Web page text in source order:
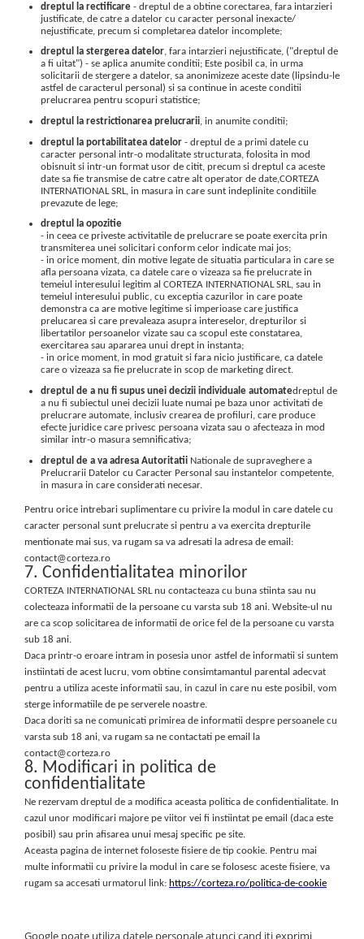
dreptul la rectificare - dreptul de a obtine corectarea, fara intarzieri
justificate, de catre a datelor cu caracter personal inexacte/
nejustificate, precum si completarea datelor incomplete;
dreptul la stergerea datelor, fara intarzieri nejustificate, ("dreptul de
a fi uitat") - se aplica anumite conditii; Este posibil ca, in urma
solicitarii de stergere a datelor, sa anonimizeze aceste date (lipsindu-le
astfel de caracterul personal) si sa continue in aceste conditii
prelucrarea pentru scopuri statistice;
dreptul la restrictionarea prelucrarii, in anumite conditii;
dreptul la portabilitatea datelor - dreptul de a primi datele cu
caracter personal intr-o modalitate structurata, folosita in mod
obisnuit si intr-un format usor de citit, precum si dreptul ca aceste
date sa fie transmise de catre catre alt operator de date,CORTEZA
INTERNATIONAL SRL, in masura in care sunt indeplinite conditiile
prevazute de lege;
dreptul la opozitie
- in ceea ce priveste activitatile de prelucrare se poate exercita prin
transmiterea unei solicitari conform celor indicate mai jos;
- in orice moment, din motive legate de situatia particulara in care se
afla persoana vizata, ca datele care o vizeaza sa fie prelucrate in
temeiul interesului legitim al CORTEZA INTERNATIONAL SRL, sau in
temeiul interesului public, cu exceptia cazurilor in care poate
demonstra ca are motive legitime si imperioase care justifica
prelucarea si care prevaleaza asupra intereselor, drepturilor si
libertatilor persoanelor vizate sau ca scopul este constatarea,
exercitarea sau apararea unui drept in instanta;
- in orice moment, in mod gratuit si fara nicio justificare, ca datele
care o vizeaza sa fie prelucrate in scop de marketing direct.
dreptul de a nu fi supus unei decizii individuale automatedreptul de
a nu fi subiectul unei decizii luate numai pe baza unor activitati de
prelucrare automate, inclusiv crearea de profiluri, care produce
efecte juridice care privesc persoana vizata sau o afecteaza in mod
similar intr-o masura semnificativa;
dreptul de a va adresa Autoritatii Nationale de supraveghere a
Prelucrarii Datelor cu Caracter Personal sau instantelor competente,
in masura in care considerati necesar.
Pentru orice intrebari suplimentare cu privire la modul in care datele cu
caracter personal sunt prelucrate si pentru a va exercita drepturile
mentionate mai sus, va rugam sa va adresati la adresa de email:
contact@corteza.ro
7. Confidentialitatea minorilor
CORTEZA INTERNATIONAL SRL nu contacteaza cu buna stiinta sau nu
colecteaza informatii de la persoane cu varsta sub 18 ani. Website-ul nu
are ca scop solicitarea de informatii de orice fel de la persoane cu varsta
sub 18 ani.
Daca printr-o eroare intram in posesia unor astfel de informatii si suntem
instiintati de acest lucru, vom obtine consimtamantul parental adecvat
pentru a utiliza aceste informatii sau, in cazul in care nu este posibil, vom
sterge informatiile de pe serverele noastre.
Daca doriti sa ne comunicati primirea de informatii despre persoanele cu
varsta sub 18 ani, va rugam sa ne contactati pe email la
contact@corteza.ro
8. Modificari in politica de
confidentialitate
Ne rezervam dreptul de a modifica aceasta politica de confidentialitate. In
cazul unor modificari majore pe viitor vei fi instiintat pe email (daca este
posibil) sau prin afisarea unui mesaj specific pe site.
Aceasta pagina de internet foloseste fisiere de tip cookie. Pentru mai
multe informatii cu privire la modul in care se folosesc aceste fisiere, va
rugam sa accesati urmatorul link: https://corteza.ro/politica-de-cookie
Google poate utiliza datele personale atunci cand iti exprimi